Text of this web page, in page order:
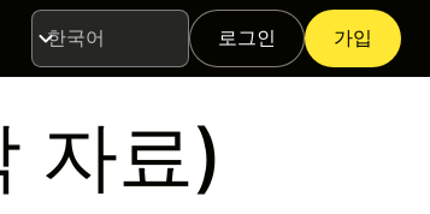
언
어
로그인 가입
자료)